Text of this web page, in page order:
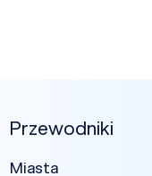
Przewodniki
Miasta